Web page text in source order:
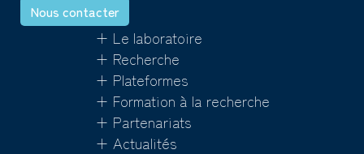
Nous contacter
+ Le laboratoire
+ Recherche
+ Plateformes
+ Formation à la recherche
+ Partenariats
+ Actualités